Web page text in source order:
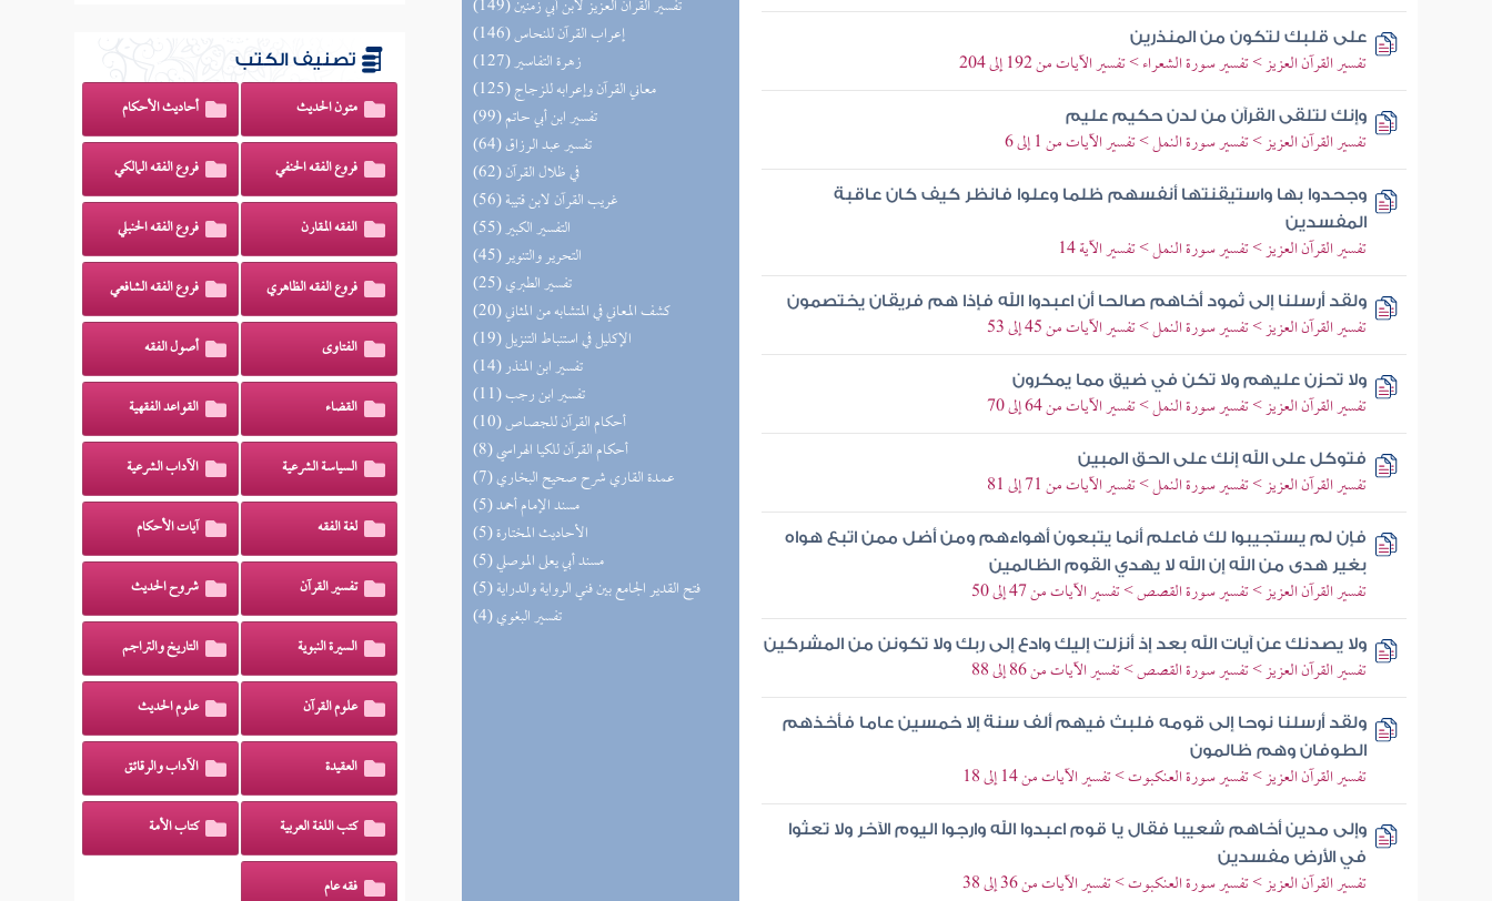
(149) تفسير القرآن العزيز لابن أبي زمنين
(146) إعراب القرآن للنحاس
(127) زهرة التفاسير
(125) معاني القرآن وإعرابه للزجاج
(99) تفسير ابن أبي حاتم
(64) تفسير عبد الرزاق
(62) في ظلال القرآن
(56) غريب القرآن لابن قتيبة
(55) التفسير الكبير
(45) التحرير والتنوير
(25) تفسير الطبري
(20) كشف المعاني في المتشابه من المثاني
(19) الإكليل في استنباط التنزيل
(14) تفسير ابن المنذر
(11) تفسير ابن رجب
(10) أحكام القرآن للجصاص
(8) أحكام القرآن للكيا الهراسي
(7) عمدة القاري شرح صحيح البخاري
(5) مسند الإمام أحمد
(5) الأحاديث المختارة
(5) مسند أبي يعلى الموصلي
(5) فتح القدير الجامع بين فني الرواية والدراية
(4) تفسير البغوي
على قلبك لتكون من المنذرين
تفسير القرآن العزيز > تفسير سورة الشعراء > تفسير الآيات من 192 إلى 204
وإنك لتلقى القرآن من لدن حكيم عليم
تفسير القرآن العزيز > تفسير سورة النمل > تفسير الآيات من 1 إلى 6
وجحدوا بها واستيقنتها أنفسهم ظلما وعلوا فانظر كيف كان عاقبة
المفسدين
تفسير القرآن العزيز > تفسير سورة النمل > تفسير الآية 14
ولقد أرسلنا إلى ثمود أخاهم صالحا أن اعبدوا الله فإذا هم فريقان يختصمون
تفسير القرآن العزيز > تفسير سورة النمل > تفسير الآيات من 45 إلى 53
ولا تحزن عليهم ولا تكن في ضيق مما يمكرون
تفسير القرآن العزيز > تفسير سورة النمل > تفسير الآيات من 64 إلى 70
فتوكل على الله إنك على الحق المبين
تفسير القرآن العزيز > تفسير سورة النمل > تفسير الآيات من 71 إلى 81
فإن لم يستجيبوا لك فاعلم أنما يتبعون أهواءهم ومن أضل ممن اتبع هواه
بغير هدى من الله إن الله لا يهدي القوم الظالمين
تفسير القرآن العزيز > تفسير سورة القصص > تفسير الآيات من 47 إلى 50
ولا يصدنك عن آيات الله بعد إذ أنزلت إليك وادع إلى ربك ولا تكونن من المشركين
تفسير القرآن العزيز > تفسير سورة القصص > تفسير الآيات من 86 إلى 88
ولقد أرسلنا نوحا إلى قومه فلبث فيهم ألف سنة إلا خمسين عاما فأخذهم
الطوفان وهم ظالمون
تفسير القرآن العزيز > تفسير سورة العنكبوت > تفسير الآيات من 14 إلى 18
وإلى مدين أخاهم شعيبا فقال يا قوم اعبدوا الله وارجوا اليوم الآخر ولا تعثوا
في الأرض مفسدين
تفسير القرآن العزيز > تفسير سورة العنكبوت > تفسير الآيات من 36 إلى 38
تصنيف الكتب
متون الحديث أحاديث الأحكام
فروع الفقه الحنفي فروع الفقه المالكي
الفقه المقارن فروع الفقه الحنبلي
فروع الفقه الظاهري فروع الفقه الشافعي
الفتاوى أصول الفقه
القضاء القواعد الفقهية
السياسة الشرعية الآداب الشرعية
لغة الفقه آيات الأحكام
تفسير القرآن شروح الحديث
السيرة النبوية التاريخ والتراجم
علوم القرآن علوم الحديث
العقيدة الآداب والرقائق
كتب اللغة العربية كتاب الأمة
فقه عام